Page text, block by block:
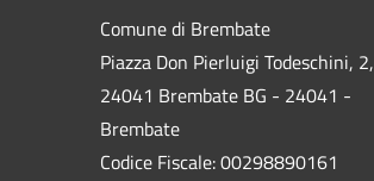
Comune di Brembate
Piazza Don Pierluigi Todeschini, 2,
24041 Brembate BG - 24041 -
Brembate
Codice Fiscale: 00298890161